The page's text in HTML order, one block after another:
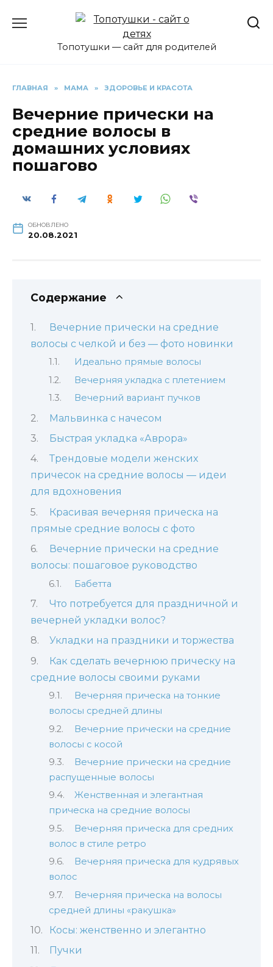
Топотушки — сайт для родителей
ГЛАВНАЯ » МАМА » ЗДОРОВЬЕ И КРАСОТА
Вечерние прически на
средние волосы в
домашних условиях
пошагово
ОБНОВЛЕНО
20.08.2021
Содержание
Вечерние прически на средние
волосы с челкой и без — фото новинки
Идеально прямые волосы
Вечерняя укладка с плетением
Вечерний вариант пучков
Мальвинка с начесом
Быстрая укладка «Аврора»
Трендовые модели женских
причесок на средние волосы — идеи
для вдохновения
Красивая вечерняя прическа на
прямые средние волосы с фото
Вечерние прически на средние
волосы: пошаговое руководство
Бабетта
Что потребуется для праздничной и
вечерней укладки волос?
Укладки на праздники и торжества
Как сделать вечернюю прическу на
средние волосы своими руками
Вечерняя прическа на тонкие
волосы средней длины
Вечерние прически на средние
волосы с косой
Вечерние прически на средние
распущенные волосы
Женственная и элегантная
прическа на средние волосы
Вечерняя прическа для средних
волос в стиле ретро
Вечерняя прическа для кудрявых
волос
Вечерняя прическа на волосы
средней длины «ракушка»
Косы: женственно и элегантно
Пучки